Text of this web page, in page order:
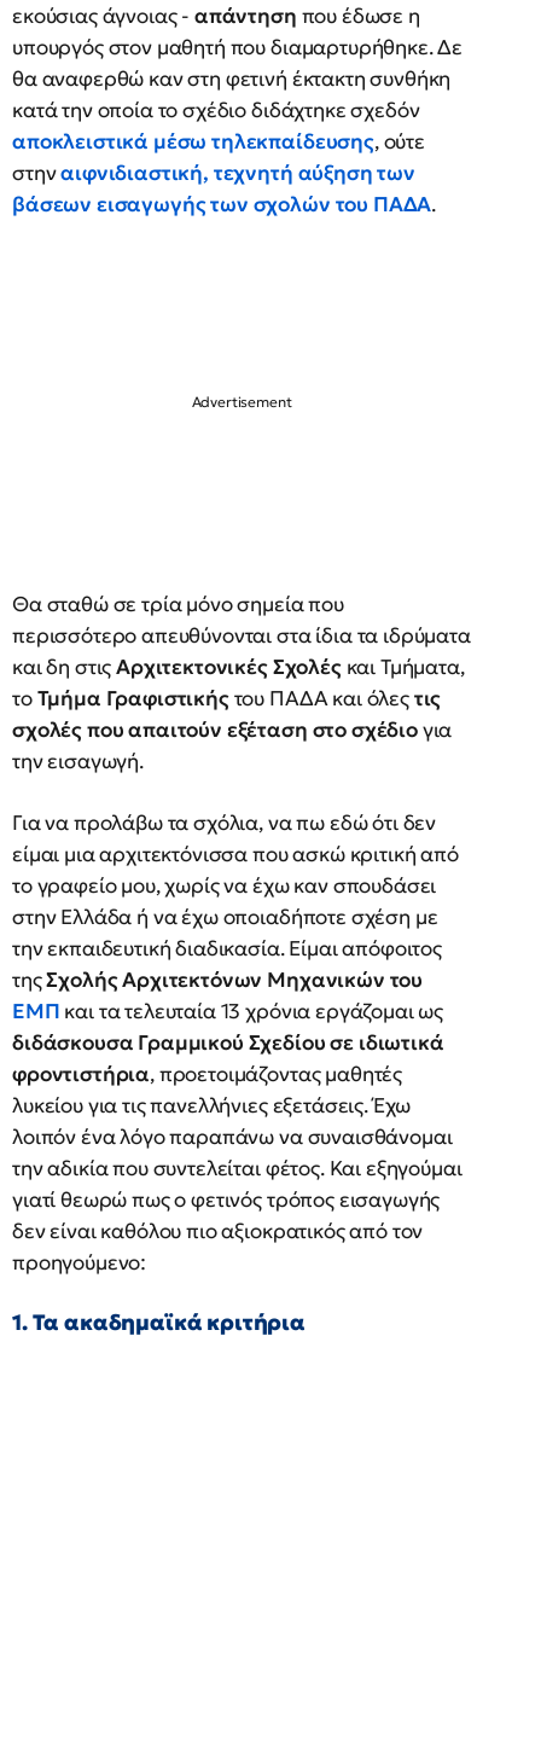
εκούσιας άγνοιας - απάντηση που έδωσε η
υπουργός στον μαθητή που διαμαρτυρήθηκε. Δε
θα αναφερθώ καν στη φετινή έκτακτη συνθήκη
κατά την οποία το σχέδιο διδάχτηκε σχεδόν
αποκλειστικά μέσω τηλεκπαίδευσης, ούτε
στηναιφνιδιαστική, τεχνητή αύξηση των
βάσεων εισαγωγής των σχολών του ΠΑΔΑ.
Θα σταθώ σε τρία μόνο σημεία που
περισσότερο απευθύνονται στα ίδια τα ιδρύματα
και δη στιςΑρχιτεκτονικές Σχολέςκαι Τμήματα,
τοΤμήμα Γραφιστικήςτου ΠΑΔΑ και όλεςτις
σχολές που απαιτούν εξέταση στο σχέδιογια
την εισαγωγή.
Για να προλάβω τα σχόλια, να πω εδώ ότι δεν
είμαι μια αρχιτεκτόνισσα που ασκώ κριτική από
το γραφείο μου, χωρίς να έχω καν σπουδάσει
στην Ελλάδα ή να έχω οποιαδήποτε σχέση με
την εκπαιδευτική διαδικασία. Είμαι απόφοιτος
τηςΣχολής Αρχιτεκτόνων Μηχανικών του
ΕΜΠ και τα τελευταία 13 χρόνια εργάζομαι ως
διδάσκουσα Γραμμικού Σχεδίου σε ιδιωτικά
φροντιστήρια, προετοιμάζοντας μαθητές
λυκείου για τις πανελλήνιες εξετάσεις. Έχω
λοιπόν ένα λόγο παραπάνω να συναισθάνομαι
την αδικία που συντελείται φέτος. Και εξηγούμαι
γιατί θεωρώ πως ο φετινός τρόπος εισαγωγής
δεν είναι καθόλου πιο αξιοκρατικός από τον
προηγούμενο:
1. Τα ακαδημαϊκά κριτήρια